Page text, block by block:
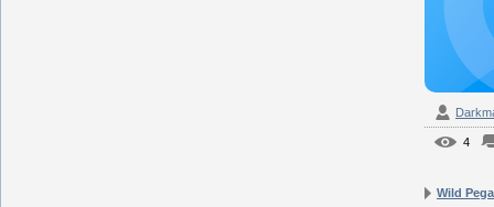
4
Wild